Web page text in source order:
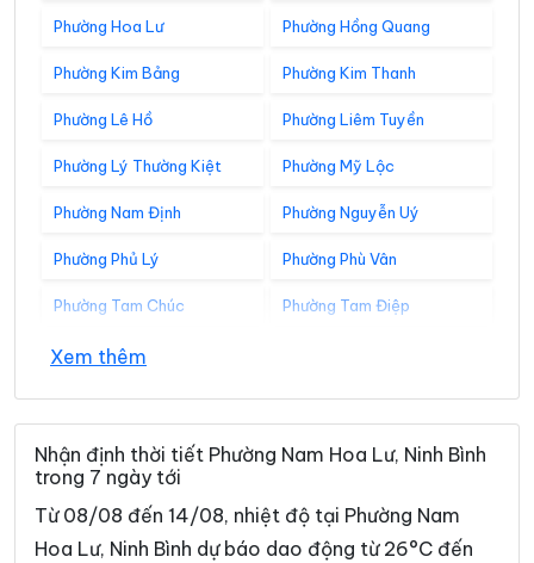
Phường Hoa Lư Phường Hồng Quang
Phường Kim Bảng Phường Kim Thanh
Phường Lê Hồ Phường Liêm Tuyền
Phường Lý Thường Kiệt Phường Mỹ Lộc
Phường Nam Định Phường Nguyễn Uý
Phường Phủ Lý Phường Phù Vân
Phường Tam Chúc Phường Tam Điệp
Phường Tây Hoa Lư
Phường Thiên Trường Phường Tiên Sơn
Phường Trung Sơn Phường Trường Thi
Phường Vị Khê
Phường Yên Thắng Xã Bắc Lý
Xem thêm
Nhận định thời tiết Phường Nam Hoa Lư, Ninh Bình
trong 7 ngày tới
Từ 08/08 đến 14/08, nhiệt độ tại Phường Nam
Hoa Lư, Ninh Bình dự báo dao động từ 26°C đến